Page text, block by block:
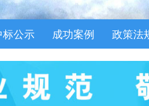
标公示 成功案例 政策法